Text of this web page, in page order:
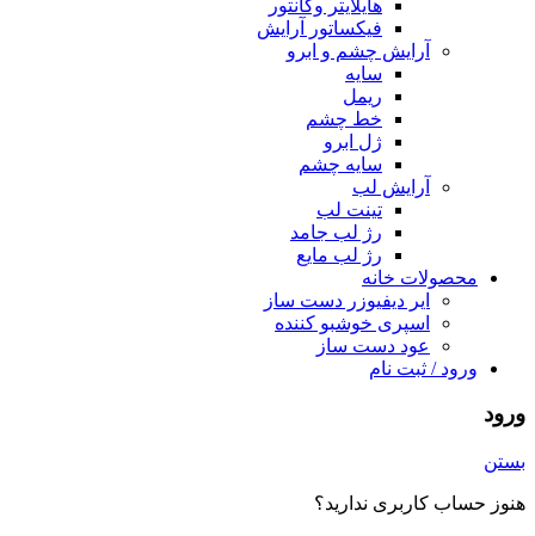
هایلایتر وکانتور
فیکساتور آرایش
آرایش چشم و ابرو
سایه
ریمل
خط چشم
ژل ابرو
سایه چشم
آرایش لب
تینت لب
رژ لب جامد
رژ لب مایع
محصولات خانه
ایر دیفیوزر دست ساز
اسپری خوشبو کننده
عود دست ساز
ورود / ثبت نام
ورود
بستن
هنوز حساب کاربری ندارید؟